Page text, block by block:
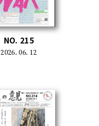
NO. 215
2026. 06. 12